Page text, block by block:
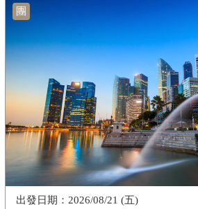
團
2026/08/21 (五)